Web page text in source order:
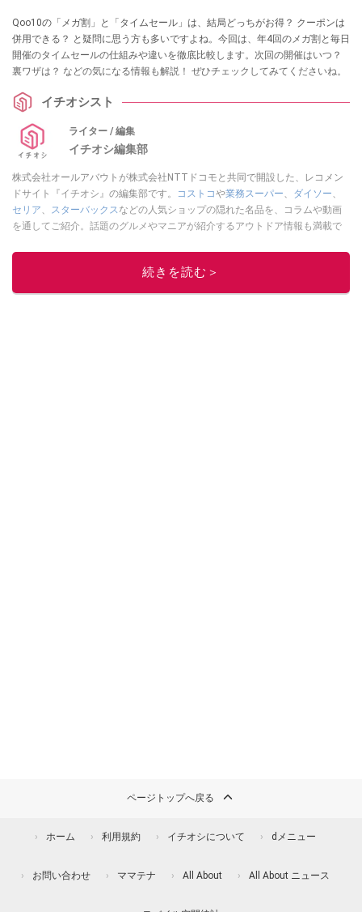
Qoo10の「メガ割」と「タイムセール」は、結局どっちがお得？ クーポンは
併用できる？ と疑問に思う方も多いですよね。今回は、年4回のメガ割と毎日
開催のタイムセールの仕組みや違いを徹底比較します。次回の開催はいつ？
裏ワザは？ などの気になる情報も解説！ ぜひチェックしてみてくださいね。
イチオシスト
ライター / 編集
イチオシ編集部
株式会社オールアバウトが株式会社NTTドコモと共同で開設した、レコメン
ドサイト『イチオシ』の編集部です。
コストコや業務スーパー、 ダイソー、
セリア、 スターバックスなどの人気ショップの隠れた名品を、コラムや動画
を通してご紹介。話題のグルメやマニアが紹介するアウトドア情報も満載で
レビューしています。毎日トレンド情報をお届けしているので、ぜひ
してください！続きを読む＞
ページトップへ戻る
ホーム 利用規約 イチオシについて dメニュー
お問い合わせ ママテナ All About All About ニュース